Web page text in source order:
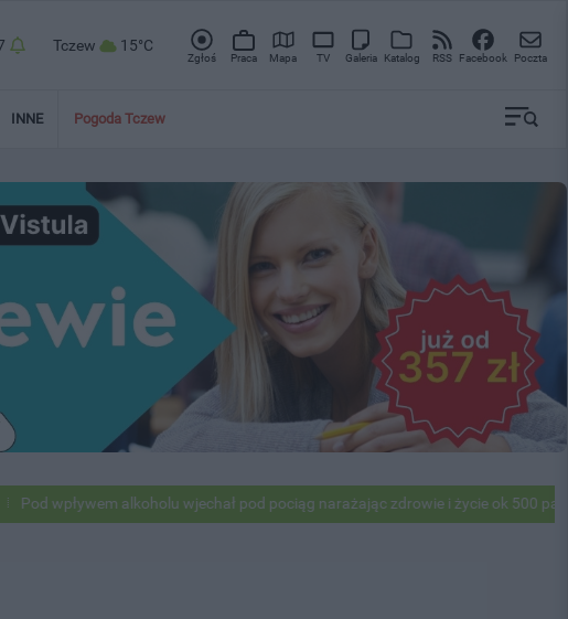
Tczew 15°C
Zgłoś Praca Mapa TV Galeria Katalog RSS Facebook Poczta
INNE Pogoda Tczew
wpływem alkoholu wjechał pod pociąg narażając zdrowie i życie ok 500